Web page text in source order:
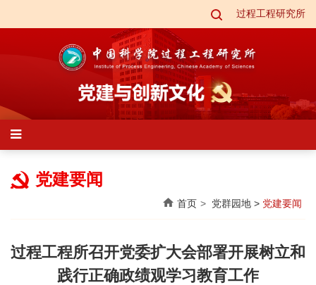
过程工程研究所
党建要闻
首页 党群园地 > 党建要闻
过程工程所召开党委扩大会部署开展树立和
践行正确政绩观学习教育工作